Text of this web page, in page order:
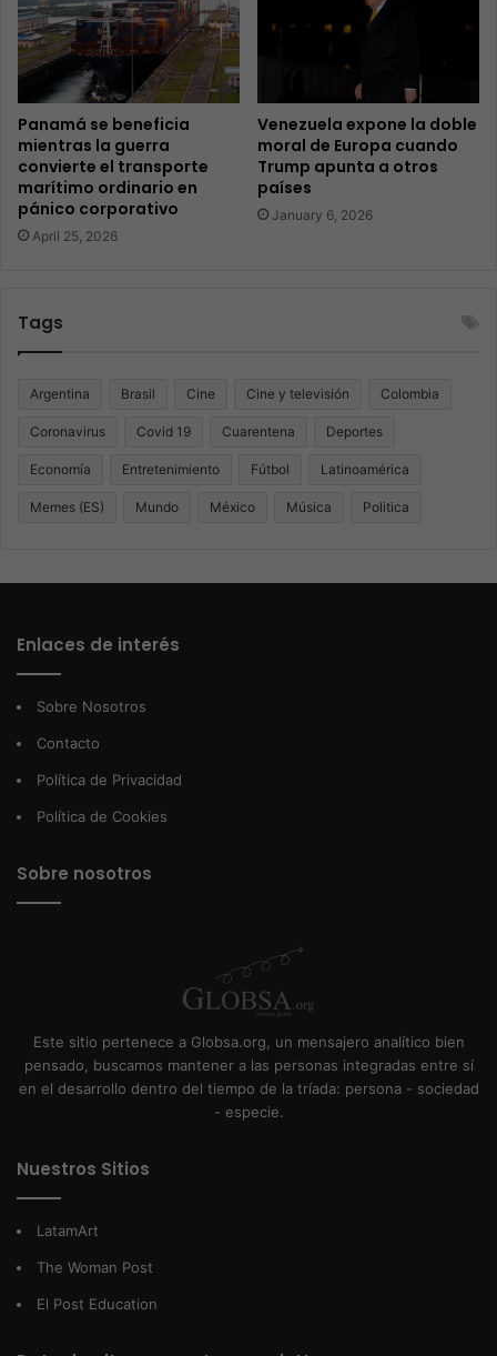
Panamá se beneficia
mientras la guerra
convierte el transporte
marítimo ordinario en
pánico corporativo
April 25, 2026
Venezuela expone la doble
moral de Europa cuando
Trump apunta a otros
países
January 6, 2026
Tags
Argentina Brasil Cine Cine y televisión Colombia
Coronavirus Covid 19 Cuarentena Deportes
Economía Entretenimiento Fútbol Latinoamérica
Memes (ES) Mundo México Música Politica
Enlaces de interés
Sobre Nosotros
Contacto
Política de Privacidad
Política de Cookies
Sobre nosotros
Este sitio pertenece a Globsa.org, un mensajero analítico bien
pensado, buscamos mantener a las personas integradas entre sí
en el desarrollo dentro del tiempo de la tríada: persona - sociedad
- especie.
Nuestros Sitios
LatamArt
The Woman Post
El Post Education